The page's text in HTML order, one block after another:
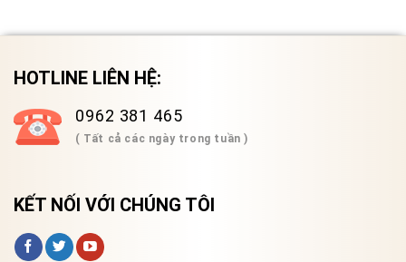
HOTLINE LIÊN HỆ:
0962 381 465
( Tất cả các ngày trong tuần )
KẾT NỐI VỚI CHÚNG TÔI